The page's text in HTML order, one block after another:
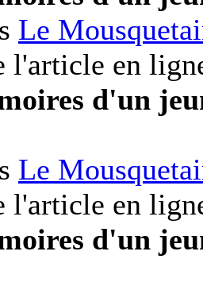
Le
l'article en
d'un
Le
l'article en
d'un